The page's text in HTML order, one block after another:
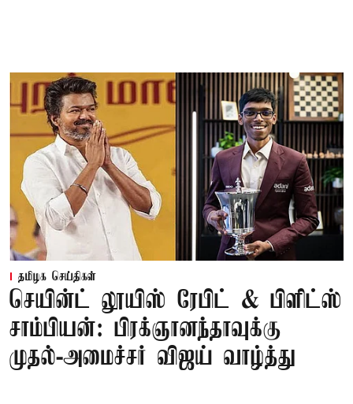
தமிழக செய்திகள்
செயின்ட் லூயிஸ் ரேபிட் & பிளிட்ஸ்
சாம்பியன்: பிரக்ஞானந்தாவுக்கு
முதல்-அமைச்சர் விஜய் வாழ்த்து